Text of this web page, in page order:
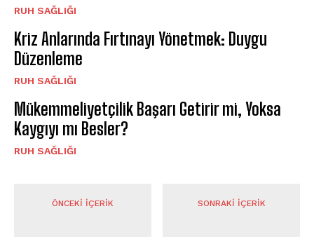
⁠RUH SAĞLIĞI
Kriz Anlarında Fırtınayı Yönetmek: Duygu
Düzenleme
⁠RUH SAĞLIĞI
Mükemmeliyetçilik Başarı Getirir mi, Yoksa
Kaygıyı mı Besler?
⁠RUH SAĞLIĞI
ÖNCEKI İÇERIK SONRAKI İÇERIK